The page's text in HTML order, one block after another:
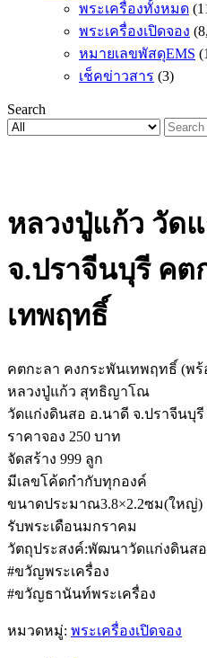
พระเครื่องทั้งหมด
พระเครื่องเปิดจอง
หมายเลขพัสดุEMS
เช็คข่าวสาร (3)
Search
หลวงปู่แก้ว วัด
จ.ปราจีนบุรี คต
เทพฤทธิ์
คตกะลา คงกระพันเทพฤทธิ์ (พ
หลวงปู่แก้ว สุทธิญาโณ
วัดแก่งดินสอ อ.นาดี จ.ปราจีนบุรี
ราคาจอง 250 บาท
จัดสร้าง 999 ลูก
มีเลขโค้ดกำกับทุกองค์
ขนาดประมาณ3.8×2.2ซม(ใหญ่)
รับพระเดือนมกราคม
วัตถุประสงค์:พัฒนาวัดแก่งดินส
#ขวัญพระเครื่อง
#ขวัญธานันท์พระเครื่อง
หมวดหมู่: พระเครื่องเปิดจอง